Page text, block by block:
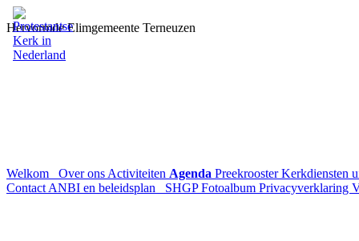
Hervormde Elimgemeente Terneuzen
Welkom Over ons Activiteiten Agenda PreekroosterKerkdiensten
Contact ANBI en beleidsplan SHGPFotoalbum Privacyverklaring